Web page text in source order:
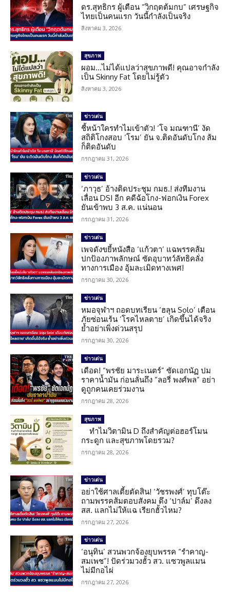
ดร.สุทธิกร ผู้เตือน “วิกฤตต้มกบ” เศรษฐกิจ
ไทยเป็นคนแรก วันนี้กำลังเป็นจริง
สิงหาคม 3, 2026
สุขภาพ
ผอม…ไม่ได้แปลว่าสุขภาพดี! คุณอาจกำลัง
เป็น Skinny Fat โดยไม่รู้ตัว
สิงหาคม 3, 2026
ข่าวเด่น
ชี้หน้าใครทำไมเข้าตัว! ‘โจ มณฑานี’ งัด
สถิติโกงสอบ ‘โรม’ ยัน จ.ติดอันดับโกง ส้ม
ก็ติดอันดับ
กรกฎาคม 31, 2026
ข่าวเด่น
‘ภาวุธ’ อ้างติดประชุม กมธ.! ส่งทีมงาน
เลื่อน DSI อีก คดีฉ้อโกง-ฟอกเงิน Forex
ยันเข้าพบ 3 ส.ค. แน่นอน
กรกฎาคม 31, 2026
ข่าวเด่น
เพจดังขยี้หนังสือ ‘แก้วตา’ แฉพรรคส้ม
ปกป้องภาพลักษณ์ ซัดอุบาทว์ลัทธิคลั่ง
ทางการเมือง อุ้มละเมิดทางเพศ!
กรกฎาคม 30, 2026
ข่าวเด่น
หมอจุฬาฯ ถอดบทเรียน ‘ฮลุน Solo’ เตือน
ภัยซ่อนเร้น ‘โรคไหลตาย’ เกิดขึ้นได้จริง
ย้ำอย่าเพิ่งด่วนสรุป
กรกฎาคม 30, 2026
ข่าวเด่น
เดือด! “พรชัย มาระเนตร์” ซัดเอกนัฏ ปม
ราคาน้ำมัน ก่อนลั่นถึง “ลอรี่ พงศ์พล” อย่า
ดูถูกคนเคยร่วมงาน
กรกฎาคม 28, 2026
สุขภาพ
ทำไมวิตามิน D ถึงสำคัญต่อฮอร์โมน
กระดูก และสุขภาพโดยรวม?
กรกฎาคม 28, 2026
ข่าวเด่น
อย่าใช้ศาลเตี้ยตัดสิน! ‘วัชรพงศ์’ ทุบโต๊ะ
ถามพรรคส้มตอบสังคม ดึง ‘ปาล์ม’ ดึงลง
สส. แลกไม่ให้แฉ เรียกฮั้วไหม?
กรกฎาคม 27, 2026
ข่าวเด่น
‘อนุทิน’ สวนพวกจ้องยุบพรรค “รำคาญ-
สมเพช”! ปัดร่วมวงฮั้ว สว. แซวพูลแมน
ไม่มีกอไผ่
กรกฎาคม 27, 2026